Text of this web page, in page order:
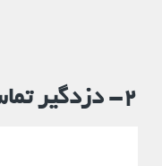
۲- دزدگیر تماس گیرنده